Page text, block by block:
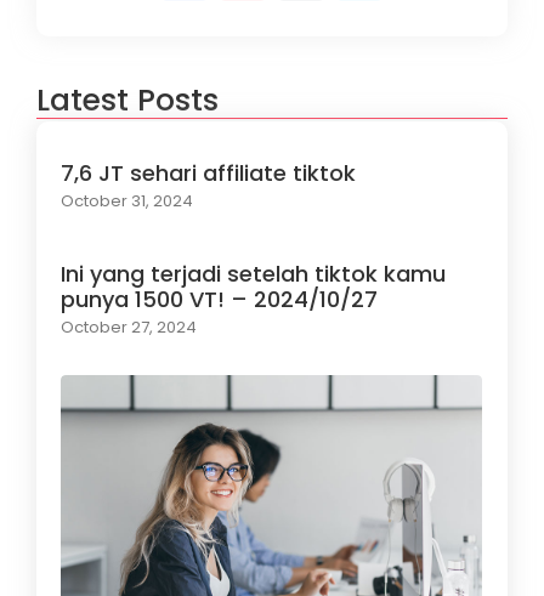
Latest Posts
7,6 JT sehari affiliate tiktok
October 31, 2024
Ini yang terjadi setelah tiktok kamu
punya 1500 VT! – 2024/10/27
October 27, 2024